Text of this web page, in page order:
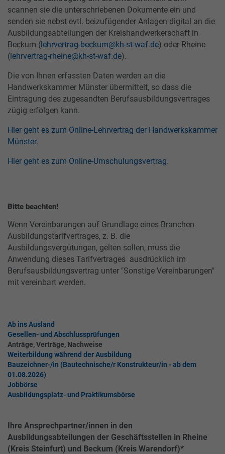
scannen sie die unterschriebenen Dokumente ein und
senden sie nebst evtl. beizufügender Anlagen digital an die
Ausbildungsabteilungen der Kreishandwerkerschaft in
Beckum (lehrvertrag-beckum@kh-st-waf.de) oder Rheine
(lehrvertrag-rheine@kh-st-waf.de).
Die von Ihnen erfassten Daten werden an die
Handwerkskammer Münster übermittelt, so dass die
Eintragung des zugesandten Berufsausbildungsvertrages
zügig erfolgen kann.
Hier geht es zum Online-Lehrvertrag der Handwerkskammer
Münster.
Hier geht es zum Online-Umschulungsvertrag.
Bitte beachten!
Wenn Vereinbarungen auf Grundlage eines Branchen-
Ausbildungstarifvertrages, z. B. die
Ausbildungsvergütungen, gelten sollen, muss die
Anwendung dieses Tarifvertrages ausdrücklich im
Berufsausbildungsvertrag unter "Sonstige Vereinbarungen"
mit vereinbart werden.
Ab ins Ausland
Gesellen- und Abschlussprüfungen
Anträge, Verträge, Nachweise
Weiterbildung während der Ausbildung
Bauzeichner-/in (Bautechnische/r Konstrukteur/in - ab dem
01.08.2026)
Jobbörse
Ausbildungsplatz- und Praktikumsbörse
Ihre Ansprechpartner/innen in den
Ausbildungsabteilungen der Geschäftsstellen in Rheine
(Kreis Steinfurt) und Beckum (Kreis Warendorf)*